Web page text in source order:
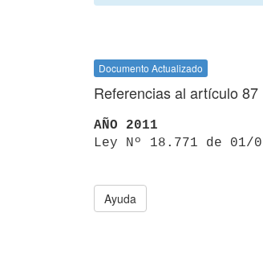
Documento Actualizado
Referencias al artículo 87
AÑO 2011
Ley Nº 18.771 de
Ayuda